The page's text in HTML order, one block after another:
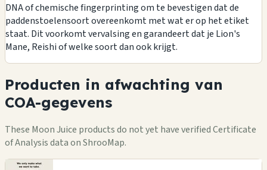
DNA of chemische fingerprinting om te bevestigen dat de
paddenstoelensoort overeenkomt met wat er op het etiket
staat. Dit voorkomt vervalsing en garandeert dat je Lion's
Mane, Reishi of welke soort dan ook krijgt.
Producten in afwachting van
COA-gegevens
These Moon Juice products do not yet have verified Certificate
of Analysis data on ShrooMap.